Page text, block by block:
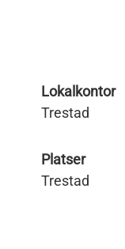
Lokalkontor
Trestad
Platser
Trestad